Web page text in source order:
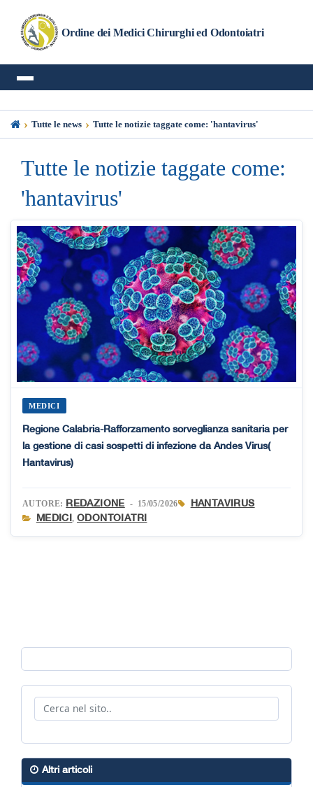
Ordine dei Medici Chirurghi ed Odontoiatri
› Tutte le news › Tutte le notizie taggate come: 'hantavirus'
Tutte le notizie taggate come:
'hantavirus'
MEDICI
Regione Calabria-Rafforzamento sorveglianza sanitaria per
la gestione di casi sospetti di infezione da Andes Virus(
Hantavirus)
AUTORE: REDAZIONE - 15/05/2026
HANTAVIRUS
MEDICI,ODONTOIATRI
Altri articoli